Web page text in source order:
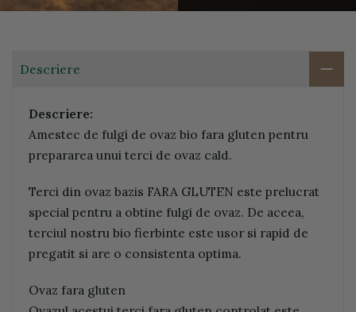
Descriere
Descriere:
Amestec de fulgi de ovaz bio fara gluten pentru
prepararea unui terci de ovaz cald.
Terci din ovaz bazis FARA GLUTEN este prelucrat
special pentru a obtine fulgi de ovaz. De aceea,
terciul nostru bio fierbinte este usor si rapid de
pregatit si are o consistenta optima.
Ovaz fara gluten